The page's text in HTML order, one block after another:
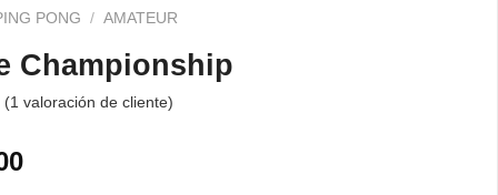
PONG / AMATEUR
Championship
(1 valoración de cliente)